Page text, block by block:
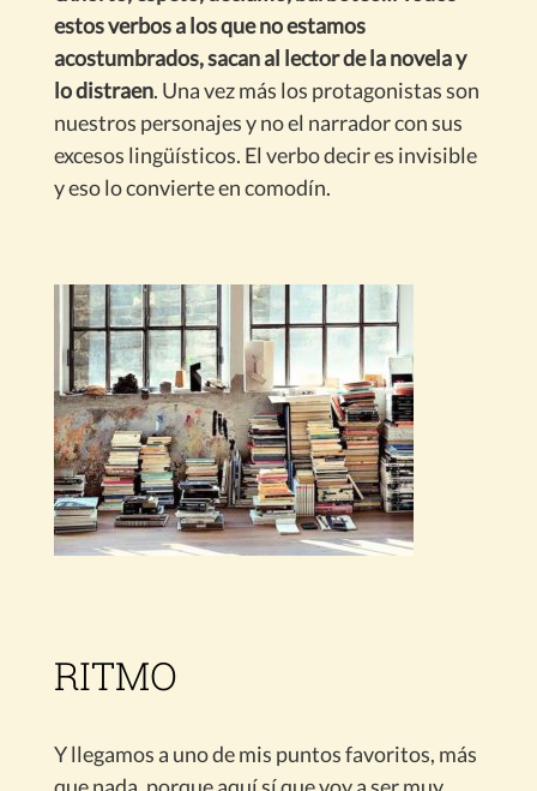
estos verbos a los que no estamos
acostumbrados, sacan al lector de la novela y
lo distraen. Una vez más los protagonistas son
nuestros personajes y no el narrador con sus
excesos lingüísticos. El verbo decir es invisible
y eso lo convierte en comodín.
RITMO
Y llegamos a uno de mis puntos favoritos, más
que nada, porque aquí sí que voy a ser muy